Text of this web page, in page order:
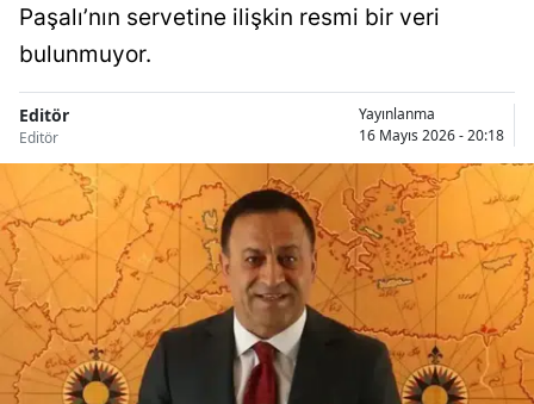
Paşalı’nın servetine ilişkin resmi bir veri
bulunmuyor.
Editör
Editör
Yayınlanma
16 Mayıs 2026 - 20:18